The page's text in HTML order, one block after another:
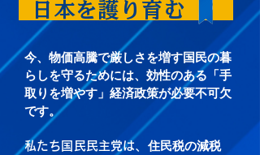
日本を護り育む
今、物価高騰で厳しさを増す国民の暮
らしを守るためには、 効性のある「手
取りを増やす」経済政策が必要不可欠
です。
私たち国民民主党は、 住民税の減税